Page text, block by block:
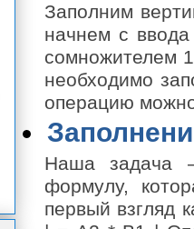
Заполним
начнем с
сомножителем
необходимо
операцию
Наша задача
формулу,
первый взгляд